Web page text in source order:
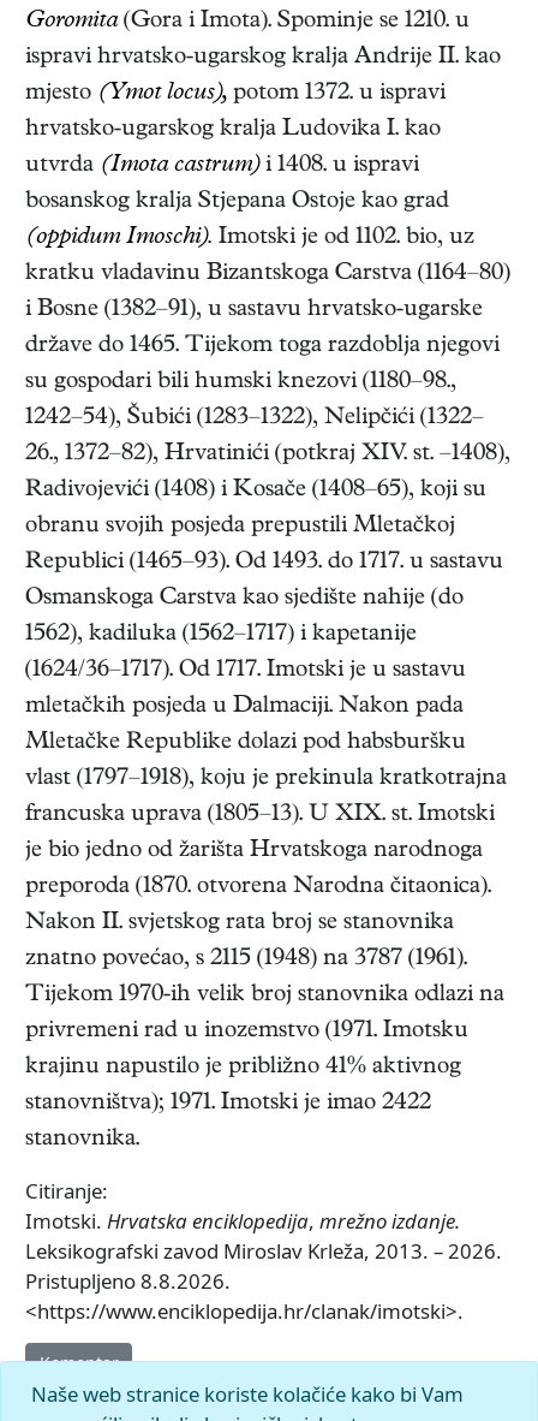
Goromita(Gora i Imota). Spominje se 1210. u
ispravi hrvatsko-ugarskog kralja Andrije II. kao
mjesto (Ymot locus), potom 1372. u ispravi
hrvatsko-ugarskog kralja Ludovika I. kao
utvrda (Imota castrum)i 1408. u ispravi
bosanskog kralja Stjepana Ostoje kao grad
(oppidum Imoschi). Imotski je od 1102. bio, uz
kratku vladavinu Bizantskoga Carstva (1164–80)
i Bosne (1382–91), u sastavu hrvatsko-ugarske
države do 1465. Tijekom toga razdoblja njegovi
su gospodari bili humski knezovi (1180–98.,
1242–54), Šubići (1283–1322), Nelipčići (1322–
26., 1372–82), Hrvatinići (potkraj XIV. st. –1408),
Radivojevići (1408) i Kosače (1408–65), koji su
obranu svojih posjeda prepustili Mletačkoj
Republici (1465–93). Od 1493. do 1717. u sastavu
Osmanskoga Carstva kao sjedište nahije (do
1562), kadiluka (1562–1717) i kapetanije
(1624/36–1717). Od 1717. Imotski je u sastavu
mletačkih posjeda u Dalmaciji. Nakon pada
Mletačke Republike dolazi pod habsburšku
vlast (1797–1918), koju je prekinula kratkotrajna
francuska uprava (1805–13). U XIX. st. Imotski
je bio jedno od žarišta Hrvatskoga narodnoga
preporoda (1870. otvorena Narodna čitaonica).
Nakon II. svjetskog rata broj se stanovnika
znatno povećao, s 2115 (1948) na 3787 (1961).
Tijekom 1970-ih velik broj stanovnika odlazi na
privremeni rad u inozemstvo (1971. Imotsku
krajinu napustilo je približno 41% aktivnog
stanovništva); 1971. Imotski je imao 2422
stanovnika.
Citiranje:
Imotski. Hrvatska enciklopedija, mrežno izdanje.
Leksikografski zavod Miroslav Krleža, 2013. – 2026.
Pristupljeno 8.8.2026.
<https://www.enciklopedija.hr/clanak/imotski>.
Komentar
Naše web stranice koriste kolačiće kako bi Vam